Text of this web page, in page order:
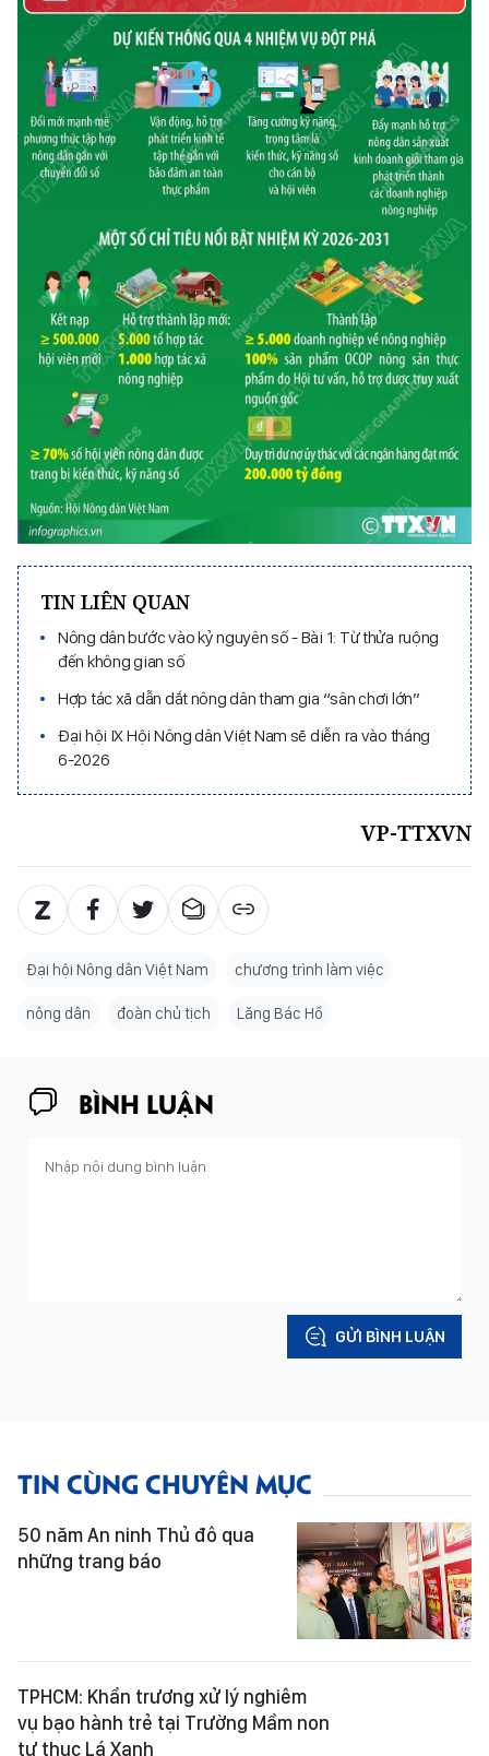
TIN LIÊN QUAN
Nông dân bước vào kỷ nguyên số - Bài 1: Từ thửa ruộng
đến không gian số
Hợp tác xã dẫn dắt nông dân tham gia “sân chơi lớn”
Đại hội IX Hội Nông dân Việt Nam sẽ diễn ra vào tháng
6-2026
VP-TTXVN
Đại hội Nông dân Việt Nam chương trình làm việc
nông dân đoàn chủ tịch Lăng Bác Hồ
BÌNH LUẬN
GỬI BÌNH LUẬN
TIN CÙNG CHUYÊN MỤC
50 năm An ninh Thủ đô qua
những trang báo
TPHCM: Khẩn trương xử lý nghiêm
vụ bạo hành trẻ tại Trường Mầm non
tư thục Lá Xanh